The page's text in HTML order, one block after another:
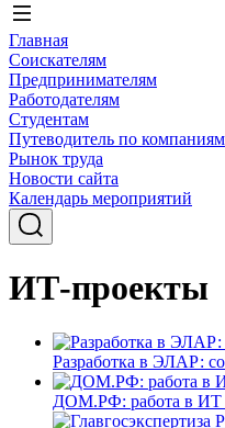
Главная
Соискателям
Предпринимателям
Работодателям
Студентам
Путеводитель по компаниям
Рынок труда
Новости сайта
Календарь мероприятий
ИТ-проекты
Разработка в ЭЛАР:
ДОМ.РФ: работа в ИТ